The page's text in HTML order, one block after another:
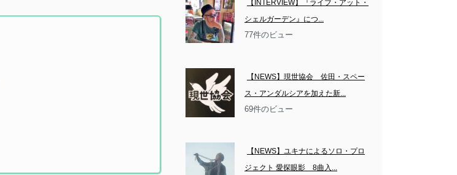
【INTERVIEW】『ライブ・アット・
シェルガーデン』につ...
77件のビュー
【NEWS】現世協会　佐田・スペー
ス・アンダルシアを加えた新...
69件のビュー
【NEWS】ユキナによるソロ・プロ
ジェクト 愛探眼影　8曲入...